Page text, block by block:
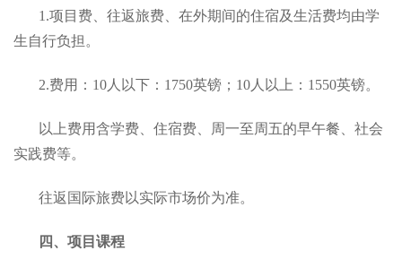
1.项目费、往返旅费、在外期间的住宿及生活费均由学
生自行负担。
2.费用：10人以下：1750英镑；10人以上：1550英镑。
以上费用含学费、住宿费、周一至周五的早午餐、社会
实践费等。
往返国际旅费以实际市场价为准。
四、项目课程